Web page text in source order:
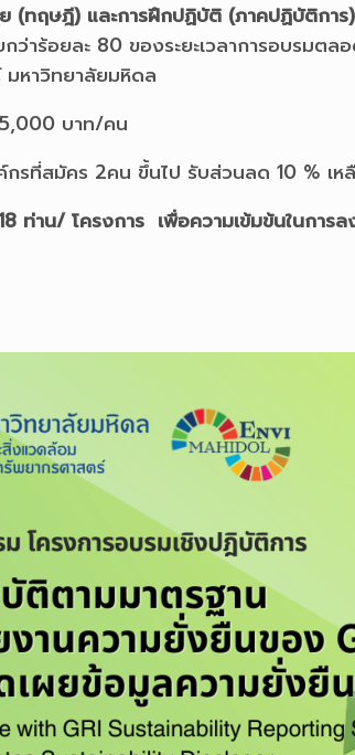
(ทฤษฎี) และการฝึกปฏิบัติ (ภาคปฏิบัติการ
ว่าร้อยละ 80 ของระยะเวลาการอบรม
มหาวิทยาลัยมหิดล
บาท/คน
รที่สมัคร 2คน ขึ้นไป รับส่วนลด 10 % เห
ท่าน/ โครงการ เพื่อความเข้มข้นในการ